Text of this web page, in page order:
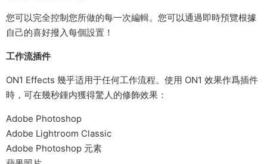
您可以完全控制您所做的每一次編輯。您可以通過即時預覽根據
自己的喜好撥入每個設置！
工作流插件
ON1 Effects 幾乎适用于任何工作流程。使用 ON1 效果作爲插件
時，可在幾秒鍾内獲得驚人的修飾效果：
Adobe Photoshop
Adobe Lightroom Classic
Adobe Photoshop 元素